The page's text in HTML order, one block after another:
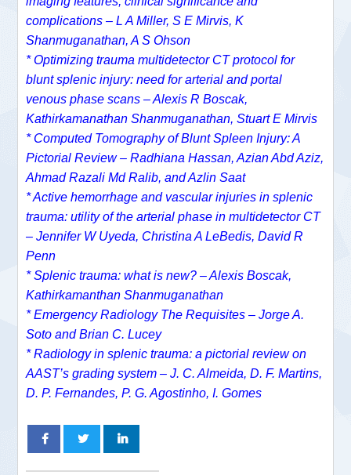
complications – L A Miller, S E Mirvis, K
Shanmuganathan, A S Ohson
* Optimizing trauma multidetector CT protocol for
blunt splenic injury: need for arterial and portal
venous phase scans – Alexis R Boscak,
Kathirkamanathan Shanmuganathan, Stuart E Mirvis
* Computed Tomography of Blunt Spleen Injury: A
Pictorial Review – Radhiana Hassan, Azian Abd Aziz,
Ahmad Razali Md Ralib, and Azlin Saat
* Active hemorrhage and vascular injuries in splenic
trauma: utility of the arterial phase in multidetector CT
– Jennifer W Uyeda, Christina A LeBedis, David R
Penn
* Splenic trauma: what is new? – Alexis Boscak,
Kathirkamanthan Shanmuganathan
* Emergency Radiology The Requisites – Jorge A.
Soto and Brian C. Lucey
* Radiology in splenic trauma: a pictorial review on
AAST’s grading system – J. C. Almeida, D. F. Martins,
D. P. Fernandes, P. G. Agostinho, I. Gomes